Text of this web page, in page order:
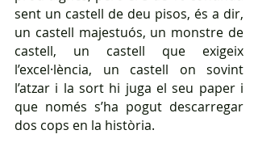
sent un castell de deu pisos, és a dir,
un castell majestuós, un monstre de
castell, un castell que exigeix
l’excel·lència, un castell on sovint
l’atzar i la sort hi juga el seu paper i
que només s’ha pogut descarregar
dos cops en la història.